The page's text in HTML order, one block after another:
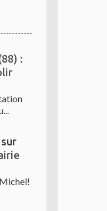
:
sur